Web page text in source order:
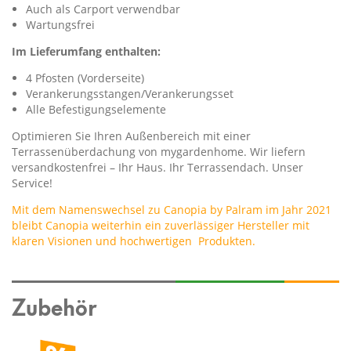
Auch als Carport verwendbar
Wartungsfrei
Im Lieferumfang enthalten:
4 Pfosten (Vorderseite)
Verankerungsstangen/Verankerungsset
Alle Befestigungselemente
Optimieren Sie Ihren Außenbereich mit einer
Terrassenüberdachung von mygardenhome. Wir liefern
versandkostenfrei – Ihr Haus. Ihr Terrassendach. Unser
Service!
Mit dem Namenswechsel zu Canopia by Palram im Jahr 2021
bleibt Canopia weiterhin ein zuverlässiger Hersteller mit
klaren Visionen und hochwertigen Produkten.
Zubehör